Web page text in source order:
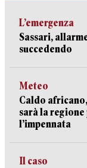
L’emergenza
Sassari,
succedendo
Meteo
Caldo
sarà la
l’impennata
Il caso